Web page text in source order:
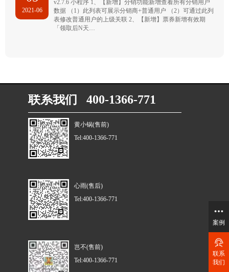
2021-06
v2.7.6 小程序 1、【新增】分销功能新增查看所有分销用户
数据 （1）此列表可展示分销商+普通用户 （2）可通过此列
表修改普通用户的上级关联 2、【新增】票券新增有效期
「领取后N天…
联系我们 400-1366-771
黄小锅(售前)
Tel:400-1366-771
心雨(售后)
Tel:400-1366-771
岂不(售前)
Tel:400-1366-771
案例
联系
我们